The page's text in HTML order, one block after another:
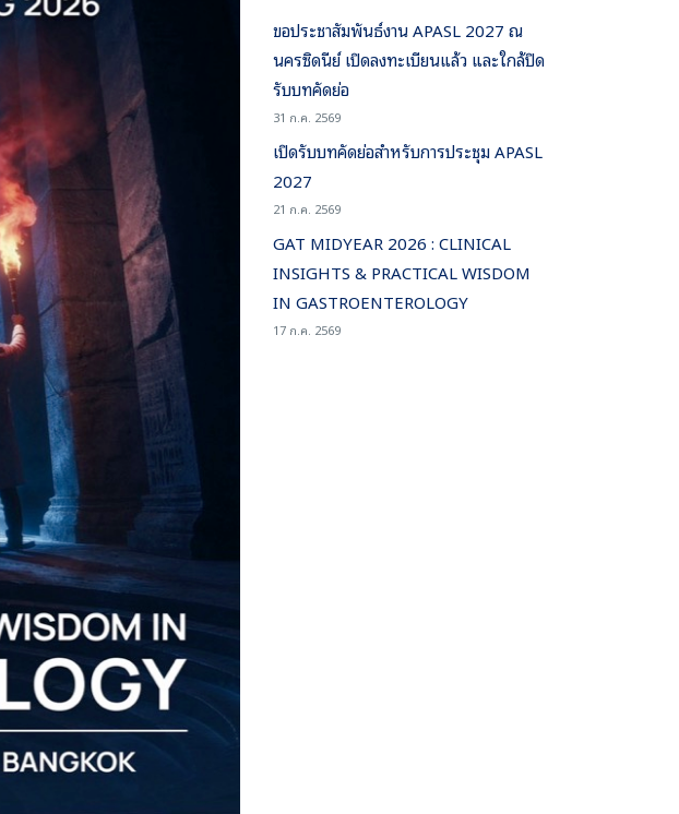
ขอประชาสัมพันธ์งาน APASL 2027 ณ
นครซิดนีย์ เปิดลงทะเบียนแล้ว และใกล้ปิด
รับบทคัดย่อ
31 ก.ค. 2569
เปิดรับบทคัดย่อสำหรับการประชุม APASL
2027
21 ก.ค. 2569
GAT MIDYEAR 2026 : CLINICAL
INSIGHTS & PRACTICAL WISDOM
IN GASTROENTEROLOGY
17 ก.ค. 2569